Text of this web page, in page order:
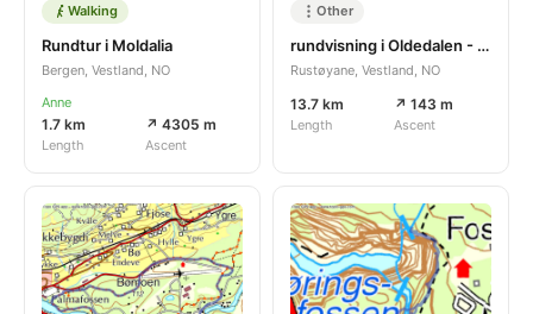
Walking
Rundtur i Moldalia
Bergen, Vestland, NO
Anne
1.7 km
Length
↗ 4305 m
Ascent
Other
rundvisning i Oldedalen - Olden
Rustøyane, Vestland, NO
13.7 km
Length
↗ 143 m
Ascent